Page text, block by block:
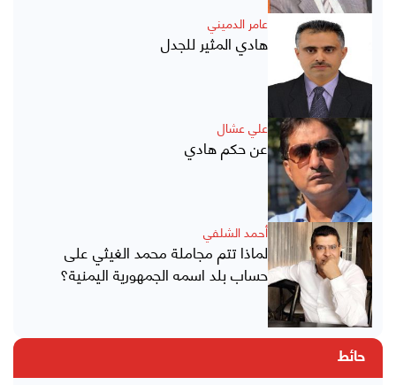
عامر الدميني
هادي المثير للجدل
علي عشال
عن حكم هادي
أحمد الشلفي
لماذا تتم مجاملة محمد الغيثي على
حساب بلد اسمه الجمهورية اليمنية؟
حائط